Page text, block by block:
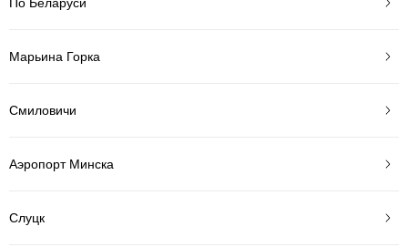
Марьина Горка
Смиловичи
Аэропорт Минска
Слуцк